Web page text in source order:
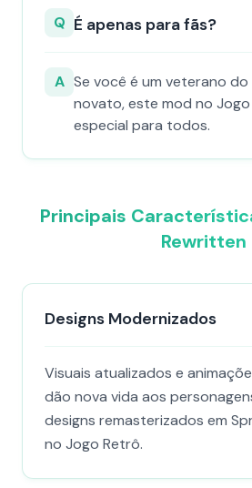
Q É apenas para fãs?
A Se você é um veterano do
novato, este mod no
especial para todos.
Principais
Rewritten
Designs Modernizados
Visuais atualizados e
dão nova vida aos
designs remasterizados em
no Jogo Retrô.